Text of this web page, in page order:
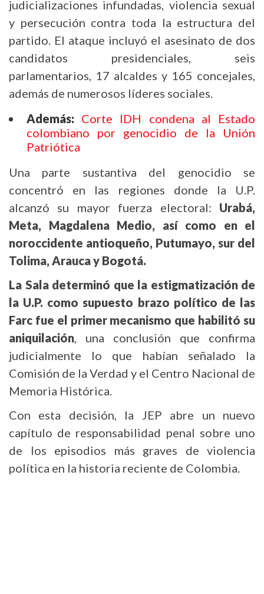
judicializaciones infundadas, violencia sexual
y persecución contra toda la estructura del
partido. El ataque incluyó el asesinato de dos
candidatos presidenciales, seis
parlamentarios, 17 alcaldes y 165 concejales,
además de numerosos líderes sociales.
Además: Corte IDH condena al Estado
colombiano por genocidio de la Unión
Patriótica
Una parte sustantiva del genocidio se
concentró en las regiones donde la U.P.
alcanzó su mayor fuerza electoral: Urabá,
Meta, Magdalena Medio, así como en el
noroccidente antioqueño, Putumayo, sur del
Tolima, Arauca y Bogotá.
La Sala determinó que la estigmatización de
la U.P. como supuesto brazo político de las
Farc fue el primer mecanismo que habilitó su
aniquilación, una conclusión que confirma
judicialmente lo que habían señalado la
Comisión de la Verdad y el Centro Nacional de
Memoria Histórica.
Con esta decisión, la JEP abre un nuevo
capítulo de responsabilidad penal sobre uno
de los episodios más graves de violencia
política en la historia reciente de Colombia.